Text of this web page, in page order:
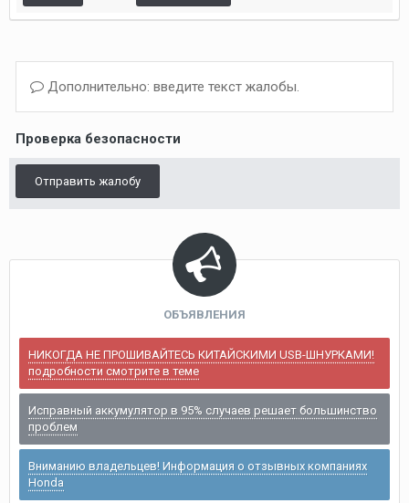
Дополнительно: введите текст жалобы.
Проверка безопасности
Отправить жалобу
ОБЪЯВЛЕНИЯ
НИКОГДА НЕ ПРОШИВАЙТЕСЬ КИТАЙСКИМИ USB-ШНУРКАМИ!
подробности смотрите в теме
Исправный аккумулятор в 95% случаев решает большинство
проблем
Вниманию владельцев! Информация о отзывных компаниях
Honda